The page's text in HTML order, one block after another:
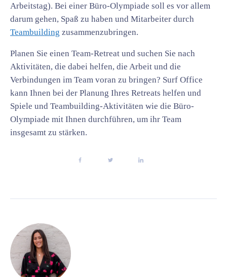
Arbeitstag). Bei einer Büro-Olympiade soll es vor allem
darum gehen, Spaß zu haben und Mitarbeiter durch
Teambuilding zusammenzubringen.
Planen Sie einen Team-Retreat und suchen Sie nach
Aktivitäten, die dabei helfen, die Arbeit und die
Verbindungen im Team voran zu bringen? Surf Office
kann Ihnen bei der Planung Ihres Retreats helfen und
Spiele und Teambuilding-Aktivitäten wie die Büro-
Olympiade mit Ihnen durchführen, um ihr Team
insgesamt zu stärken.